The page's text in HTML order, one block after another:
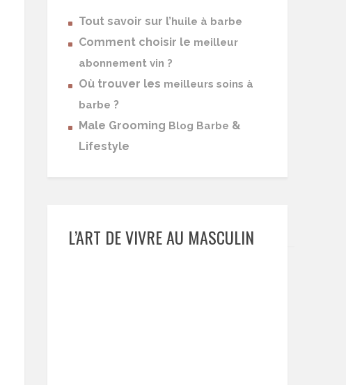
Tout savoir sur l’huile à barbe
Comment choisir le meilleur
abonnement vin ?
Où trouver les meilleurs soins à
barbe ?
Male Grooming Blog Barbe &
Lifestyle
L’ART DE VIVRE AU MASCULIN